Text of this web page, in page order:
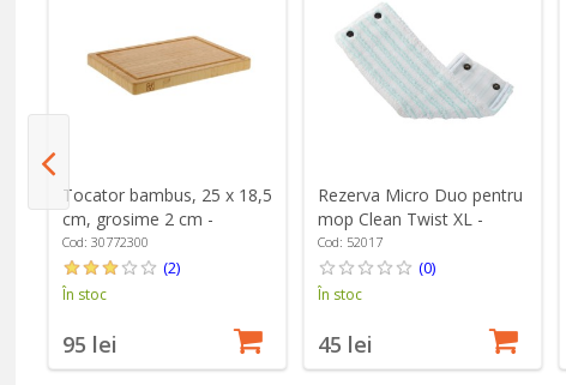
Tocator bambus, 25 x 18,5
cm, grosime 2 cm -
Zwilling
Cod: 30772300
(2)
În stoc
95 lei
Rezerva Micro Duo pentru
mop Clean Twist XL -
Leifheit
Cod: 52017
(0)
În stoc
45 lei